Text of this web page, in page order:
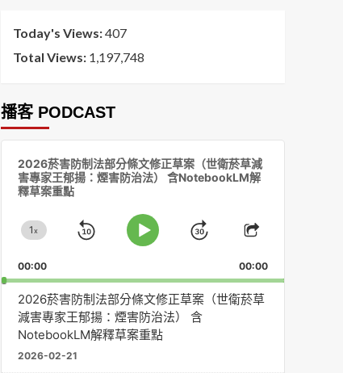
Today's Views:407
Total Views: 1,197,748
播客 PODCAST
2026菸害防制法部分條文修正草案（世衛菸草減
害專家王郁揚：煙害防治法） 含NotebookLM解
釋草案重點
Change
Rate
1x
Skip Play
Jump
Forward
Share
Episode
00:00 00:00
2026菸害防制法部分條文修正草案（世衛菸草
減害專家王郁揚：煙害防治法） 含
NotebookLM解釋草案重點
2026-02-21